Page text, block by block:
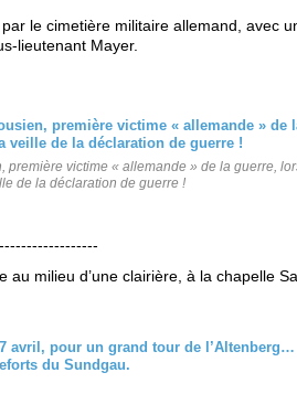
le cimetière militaire allemand, avec
lieutenant Mayer.
victime « allemande » de la guerre,
de la déclaration de guerre !
au milieu d’une clairière, à la chapelle